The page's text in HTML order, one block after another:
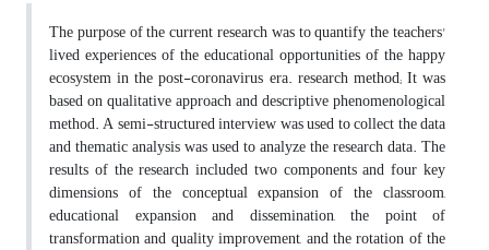
The purpose of the current research was to quantify the teachers'
lived experiences of the educational opportunities of the happy
ecosystem in the post-coronavirus era. research method; It was
based on qualitative approach and descriptive phenomenological
method. A semi-structured interview was used to collect the data
and thematic analysis was used to analyze the research data. The
results of the research included two components and four key
dimensions of the conceptual expansion of the classroom,
educational expansion and dissemination, the point of
transformation and quality improvement, and the rotation of the